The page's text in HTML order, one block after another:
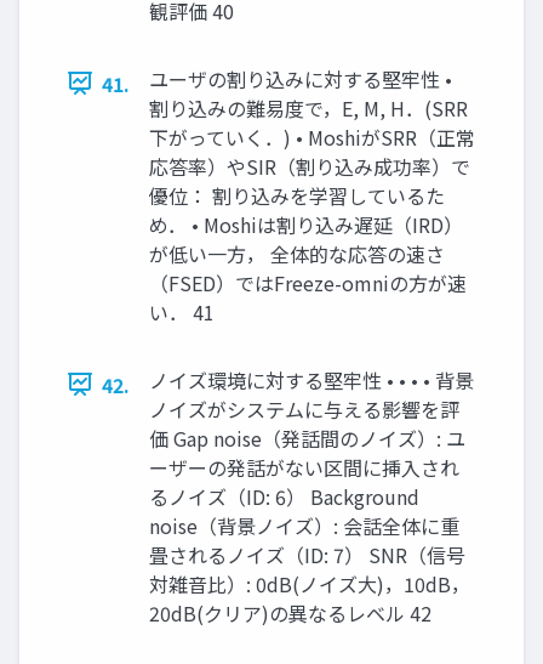
観評価 40
41.
ユーザの割り込みに対する堅牢性 •
割り込みの難易度で，E, M, H．(SRR
下がっていく．) • MoshiがSRR（正常
応答率）やSIR（割り込み成功率）で
優位： 割り込みを学習しているた
め． • Moshiは割り込み遅延（IRD）
が低い一方， 全体的な応答の速さ
（FSED）ではFreeze-omniの方が速
い． 41
42.
ノイズ環境に対する堅牢性 • • • • 背景
ノイズがシステムに与える影響を評
価 Gap noise（発話間のノイズ）: ユ
ーザーの発話がない区間に挿入され
るノイズ（ID: 6） Background
noise（背景ノイズ）: 会話全体に重
畳されるノイズ（ID: 7） SNR（信号
対雑音比）: 0dB(ノイズ大)，10dB，
20dB(クリア)の異なるレベル 42